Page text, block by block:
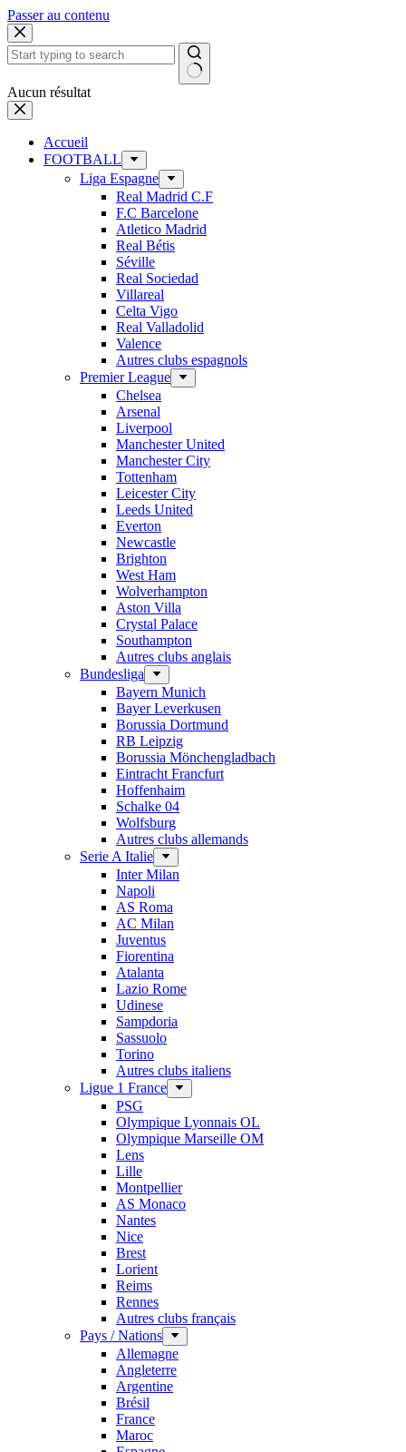
Passer au contenu
Aucun résultat
Accueil
FOOTBALL
Liga Espagne
Real Madrid C.F
F.C Barcelone
Atletico Madrid
Real Bétis
Séville
Real Sociedad
Villareal
Celta Vigo
Real Valladolid
Valence
Autres clubs espagnols
Premier League
Chelsea
Arsenal
Liverpool
Manchester United
Manchester City
Tottenham
Leicester City
Leeds United
Everton
Newcastle
Brighton
West Ham
Wolverhampton
Aston Villa
Crystal Palace
Southampton
Autres clubs anglais
Bundesliga
Bayern Munich
Bayer Leverkusen
Borussia Dortmund
RB Leipzig
Borussia Mönchengladbach
Eintracht Francfurt
Hoffenhaim
Schalke 04
Wolfsburg
Autres clubs allemands
Serie A Italie
Inter Milan
Napoli
AS Roma
AC Milan
Juventus
Fiorentina
Atalanta
Lazio Rome
Udinese
Sampdoria
Sassuolo
Torino
Autres clubs italiens
Ligue 1 France
PSG
Olympique Lyonnais OL
Olympique Marseille OM
Lens
Lille
Montpellier
AS Monaco
Nantes
Nice
Brest
Lorient
Reims
Rennes
Autres clubs français
Pays / Nations
Allemagne
Angleterre
Argentine
Brésil
France
Maroc